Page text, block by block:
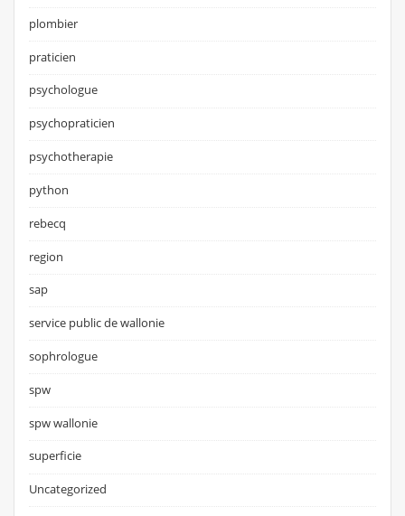
plombier
praticien
psychologue
psychopraticien
psychotherapie
python
rebecq
region
sap
service public de wallonie
sophrologue
spw
spw wallonie
superficie
Uncategorized